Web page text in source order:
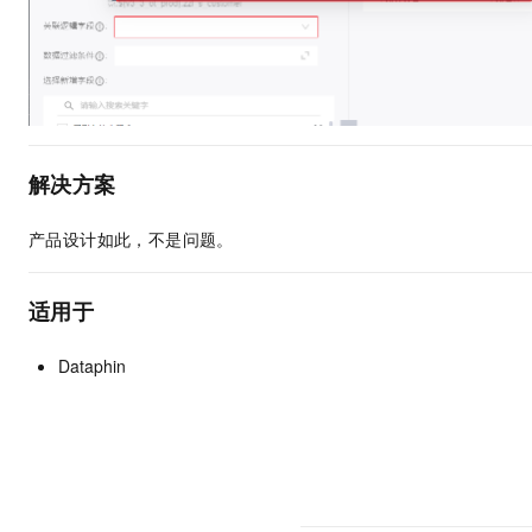
解决方案
产品设计如此，不是问题。
适用于
Dataphin